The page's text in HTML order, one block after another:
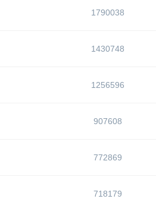
1790038
1430748
1256596
907608
772869
718179